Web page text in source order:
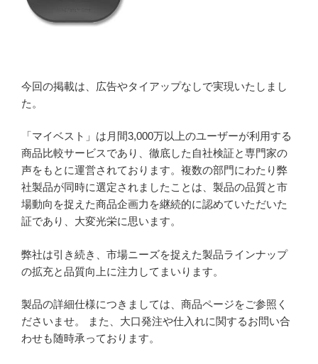
今回の掲載は、広告やタイアップなしで実現いたしまし
た。
「マイベスト」は月間3,000万以上のユーザーが利用する
商品比較サービスであり、徹底した自社検証と専門家の
声をもとに運営されております。複数の部門にわたり弊
社製品が同時に選定されましたことは、製品の品質と市
場動向を捉えた商品企画力を継続的に認めていただいた
証であり、大変光栄に思います。
弊社は引き続き、市場ニーズを捉えた製品ラインナップ
の拡充と品質向上に注力してまいります。
製品の詳細仕様につきましては、商品ページをご参照く
ださいませ。 また、大口発注や仕入れに関するお問い合
わせも随時承っております。